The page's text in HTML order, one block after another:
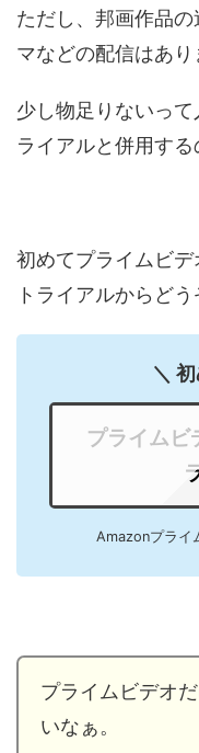
ただし、邦画作品
マなどの配信はあり
少し物足りないっ
ライアルと併用する
初めてプライムビ
トライアルからどう
＼
プライム
Amazonプライ
プライムビデオ
いなぁ。